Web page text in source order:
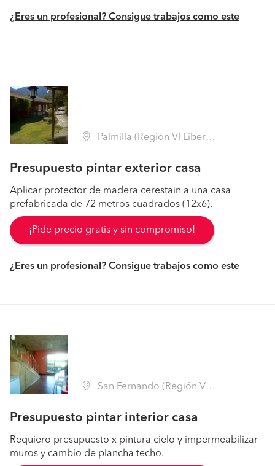
¿Eres un profesional? Consigue trabajos como este
Palmilla (Región VI Libertador B. O'Higgins - Colchagua)
Presupuesto pintar exterior casa
Aplicar protector de madera cerestain a una casa
prefabricada de 72 metros cuadrados (12x6).
¡Pide precio gratis y sin compromiso!
¿Eres un profesional? Consigue trabajos como este
San Fernando (Región VI Libertador B. O'Higgins - Colchagua)
Presupuesto pintar interior casa
Requiero presupuesto x pintura cielo y impermeabilizar
muros y cambio de plancha techo.